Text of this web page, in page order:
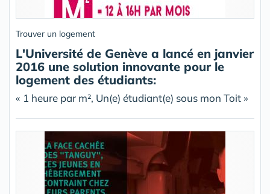
Trouver un logement
L'Université de Genève a lancé en janvier
2016 une solution innovante pour le
logement des étudiants:
« 1 heure par m², Un(e) étudiant(e) sous mon Toit »